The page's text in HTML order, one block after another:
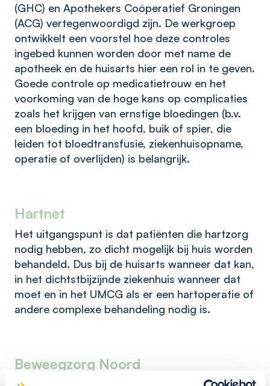
(GHC) en Apothekers Coöperatief Groningen
(ACG) vertegenwoordigd zijn. De werkgroep
ontwikkelt een voorstel hoe deze controles
ingebed kunnen worden door met name de
apotheek en de huisarts hier een rol in te geven.
Goede controle op medicatietrouw en het
voorkoming van de hoge kans op complicaties
zoals het krijgen van ernstige bloedingen (b.v.
een bloeding in het hoofd, buik of spier, die
leiden tot bloedtransfusie, ziekenhuisopname,
operatie of overlijden) is belangrijk.
Hartnet
Het uitgangspunt is dat patiënten die hartzorg
nodig hebben, zo dicht mogelijk bij huis worden
behandeld. Dus bij de huisarts wanneer dat kan,
in het dichtstbijzijnde ziekenhuis wanneer dat
moet en in het UMCG als er een hartoperatie of
andere complexe behandeling nodig is.
Beweegzorg Noord